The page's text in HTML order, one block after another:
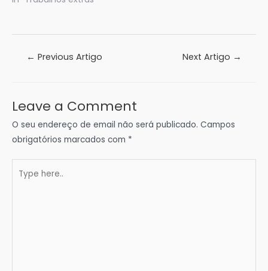
Navegação
← Previous Artigo Next Artigo →
Leave a Comment
O seu endereço de email não será publicado. Campos
obrigatórios marcados com *
here..